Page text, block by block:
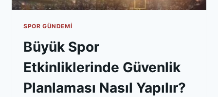
SPOR GÜNDEMI
Büyük Spor
Etkinliklerinde Güvenlik
Planlaması Nasıl Yapılır?